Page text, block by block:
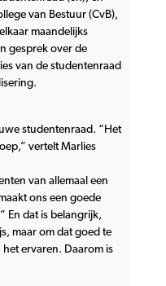
van Bestuur (CvB),
maandelijks
gesprek over de
van de studentenraad
studentenraad. “Het
vertelt Marlies
van allemaal een
ons een goede
En dat is belangrijk,
maar om dat goed te
ervaren. Daarom is